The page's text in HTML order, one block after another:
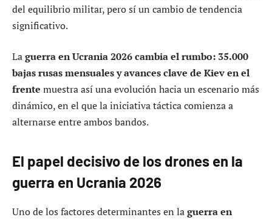
del equilibrio militar, pero sí un cambio de tendencia
significativo.
Laguerra en Ucrania 2026 cambia el rumbo: 35.000
bajas rusas mensuales y avances clave de Kiev en el
frente muestra así una evolución hacia un escenario más
dinámico, en el que la iniciativa táctica comienza a
alternarse entre ambos bandos.
El papel decisivo de los drones en la
guerra en Ucrania 2026
Uno de los factores determinantes en laguerra en